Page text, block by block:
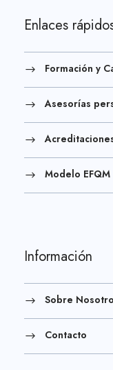
Enlaces
Formación y
Asesorías
Modelo EFQM
Información
Sobre
Contacto